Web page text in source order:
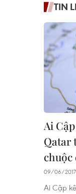
TIN
Ai
Qatar
chuộc
09/06/2017
Ai Cập